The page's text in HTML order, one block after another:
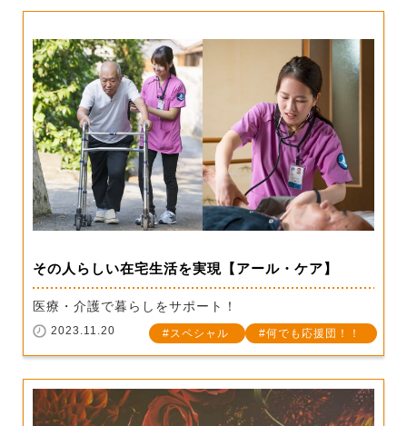
その人らしい在宅生活を実現【アール・ケア】
医療・介護で暮らしをサポート！
2023.11.20 スペシャル 何でも応援団！！